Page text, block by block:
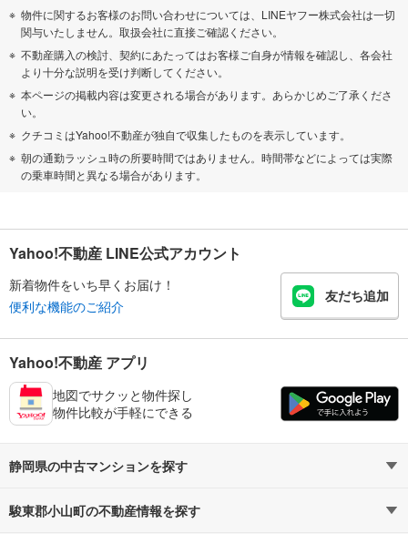
物件に関するお客様のお問い合わせについては、LINEヤフー株式会社は一切
関与いたしません。取扱会社に直接ご確認ください。
不動産購入の検討、契約にあたってはお客様ご自身が情報を確認し、各会社
より十分な説明を受け判断してください。
本ページの掲載内容は変更される場合があります。あらかじめご了承くださ
い。
クチコミはYahoo!不動産が独自で収集したものを表示しています。
朝の通勤ラッシュ時の所要時間ではありません。時間帯などによっては実際
の乗車時間と異なる場合があります。
Yahoo!不動産 LINE公式アカウント
新着物件をいち早くお届け！
便利な機能のご紹介
友だち追加
Yahoo!不動産 アプリ
地図でサクッと物件探し
物件比較が手軽にできる
静岡県の中古マンションを探す
路線・駅から探す
駿東郡小山町の不動産情報を探す